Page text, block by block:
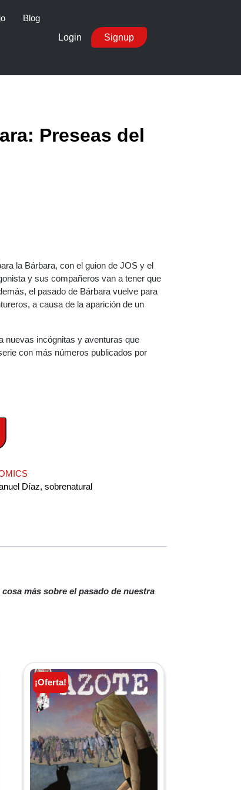
Blog
Login Signup
Preseas del
la Bárbara, con el guion de JOS y el
y sus compañeros van a tener que
el pasado de Bárbara vuelve para
a causa de la aparición de un
nuevas incógnitas y aventuras que
con más números publicados por
Díaz, sobrenatural
más sobre el pasado de nuestra
¡Oferta!